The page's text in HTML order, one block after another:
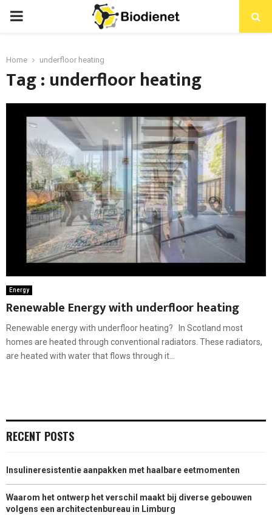
PRIMARY
Home underfloor heating
Tag : underfloor heating
Energy
Renewable Energy with underfloor heating
Renewable energy with underfloor heating? In Scotland most
homes are heated through conventional radiators. These radiators,
are heated with water that flows through it...
RECENT POSTS
Insulineresistentie aanpakken met haalbare eetmomenten
Waarom het ontwerp het verschil maakt bij diverse gebouwen
volgens een architectenbureau in Limburg